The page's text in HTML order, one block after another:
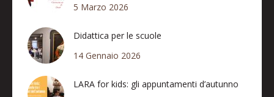
5 Marzo 2026
Didattica per le scuole
14 Gennaio 2026
LARA for kids: gli appuntamenti d’autunno